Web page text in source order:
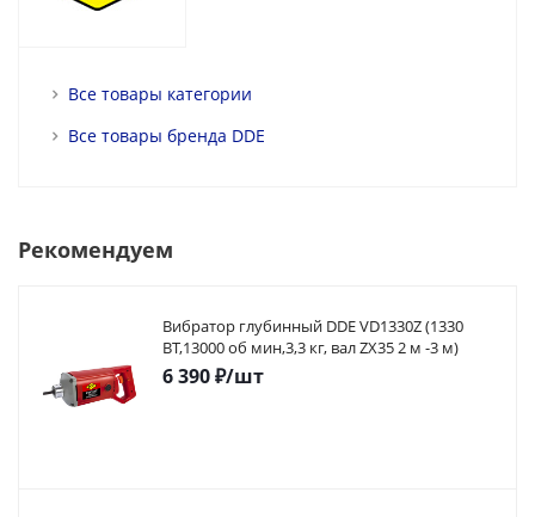
Все товары категории
Все товары бренда DDE
Рекомендуем
Вибратор глубинный DDE VD1330Z (1330
ВТ,13000 об мин,3,3 кг, вал ZX35 2 м -3 м)
6 390₽/шт